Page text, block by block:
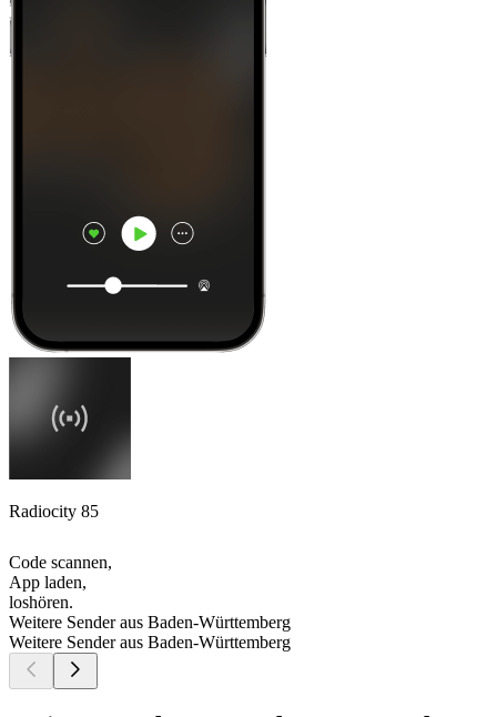
Radiocity 85
Code scannen,
App laden,
loshören.
Weitere Sender aus Baden-Württemberg
Weitere Sender aus Baden-Württemberg